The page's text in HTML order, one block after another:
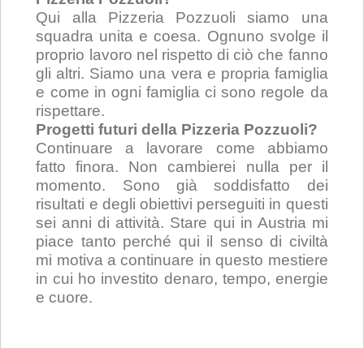
Qui alla Pizzeria Pozzuoli siamo una
squadra unita e coesa. Ognuno svolge il
proprio lavoro nel rispetto di ciò che fanno
gli altri. Siamo una vera e propria famiglia
e come in ogni famiglia ci sono regole da
rispettare.
Progetti futuri della Pizzeria Pozzuoli?
Continuare a lavorare come abbiamo
fatto finora. Non cambierei nulla per il
momento. Sono già soddisfatto dei
risultati e degli obiettivi perseguiti in questi
sei anni di attività. Stare qui in Austria mi
piace tanto perché qui il senso di civiltà
mi motiva a continuare in questo mestiere
in cui ho investito denaro, tempo, energie
e cuore.